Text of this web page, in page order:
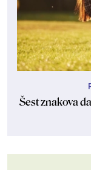
Šest znakova